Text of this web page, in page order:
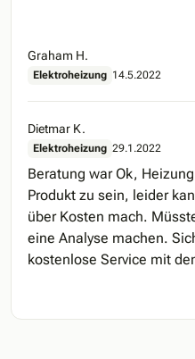
Graham H.
Elektroheizung 14.5.2022
Dietmar K.
Elektroheizung 29.1.2022
Beratung war Ok,
Produkt zu sein, leider
über Kosten mach.
eine Analyse machen.
kostenlose Service mit